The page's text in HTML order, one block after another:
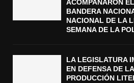
ACOMPAÑARON
BANDERA
NACIONAL DE LA
SEMANA DE LA
LA LEGISLATURA
EN DEFENSA DE
PRODUCCIÓN